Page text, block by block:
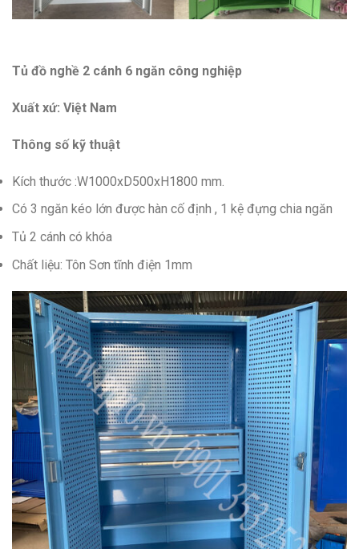
Tủ đồ nghề 2 cánh 6 ngăn công nghiệp
Xuất xứ: Việt Nam
Thông số kỹ thuật
Kích thước :W1000xD500xH1800 mm.
Có 3 ngăn kéo lớn được hàn cố định , 1 kệ đựng chia ngăn
Tủ 2 cánh có khóa
Chất liệu: Tôn Sơn tĩnh điện 1mm